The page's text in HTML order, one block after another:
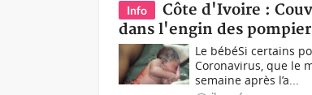
Info
Côte d'Ivoire :
dans l'engin des
Le bébéSi certains
Coronavirus, que le
semaine après l’a...